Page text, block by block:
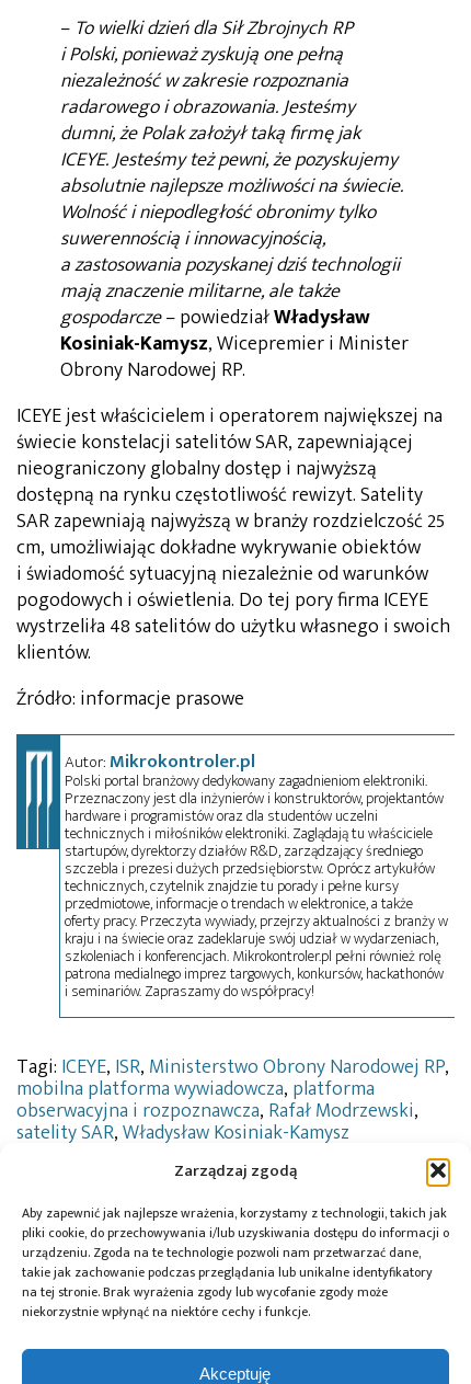
Zarządzaj zgodą
Aby zapewnić jak najlepsze wrażenia, korzystamy z technologii, takich jak
pliki cookie, do przechowywania i/lub uzyskiwania dostępu do informacji o
urządzeniu. Zgoda na te technologie pozwoli nam przetwarzać dane,
takie jak zachowanie podczas przeglądania lub unikalne identyfikatory
na tej stronie. Brak wyrażenia zgody lub wycofanie zgody może
niekorzystnie wpłynąć na niektóre cechy i funkcje.
Akceptuję
– To wielki dzień dla Sił Zbrojnych RP
i Polski, ponieważ zyskują one pełną
niezależność w zakresie rozpoznania
radarowego i obrazowania. Jesteśmy
dumni, że Polak założył taką firmę jak
ICEYE. Jesteśmy też pewni, że pozyskujemy
absolutnie najlepsze możliwości na świecie.
Wolność i niepodległość obronimy tylko
suwerennością i innowacyjnością,
a zastosowania pozyskanej dziś technologii
mają znaczenie militarne, ale także
gospodarcze– powiedziałWładysław
Kosiniak-Kamysz, Wicepremier i Minister
Obrony Narodowej RP.
ICEYE jest właścicielem i operatorem największej na
świecie konstelacji satelitów SAR, zapewniającej
nieograniczony globalny dostęp i najwyższą
dostępną na rynku częstotliwość rewizyt. Satelity
SAR zapewniają najwyższą w branży rozdzielczość 25
cm, umożliwiając dokładne wykrywanie obiektów
i świadomość sytuacyjną niezależnie od warunków
pogodowych i oświetlenia. Do tej pory firma ICEYE
wystrzeliła 48 satelitów do użytku własnego i swoich
klientów.
Źródło: informacje prasowe
Autor:Mikrokontroler.pl
Polski portal branżowy dedykowany zagadnieniom elektroniki.
Przeznaczony jest dla inżynierów i konstruktorów, projektantów
hardware i programistów oraz dla studentów uczelni
technicznych i miłośników elektroniki. Zaglądają tu właściciele
startupów, dyrektorzy działów R&D, zarządzający średniego
szczebla i prezesi dużych przedsiębiorstw. Oprócz artykułów
technicznych, czytelnik znajdzie tu porady i pełne kursy
przedmiotowe, informacje o trendach w elektronice, a także
oferty pracy. Przeczyta wywiady, przejrzy aktualności z branży w
kraju i na świecie oraz zadeklaruje swój udział w wydarzeniach,
szkoleniach i konferencjach. Mikrokontroler.pl pełni również rolę
patrona medialnego imprez targowych, konkursów, hackathonów
i seminariów. Zapraszamy do współpracy!
Tagi: ICEYE, ISR, Ministerstwo Obrony Narodowej RP,
mobilna platforma wywiadowcza, platforma
obserwacyjna i rozpoznawcza, Rafał Modrzewski,
satelity SAR,Władysław Kosiniak-Kamysz
Przeczytaj również:
ICEYE dostarczy